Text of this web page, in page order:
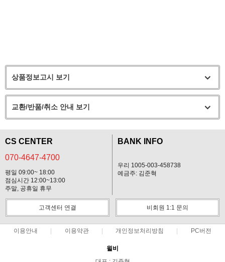
상품정보고시 보기
교환/반품/취소 안내 보기
CS CENTER
070-4647-4700
평일 09:00~ 18:00
점심시간 12:00~13:00
주말, 공휴일 휴무
BANK INFO
우리 1005-003-458738
예금주: 김준혁
고객센터 연결 비회원 1:1 문의
이용안내 이용약관 개인정보처리방침 PC버전
윌비